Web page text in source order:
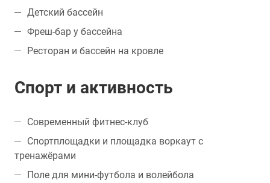
Детский бассейн
Фреш-бар у бассейна
Ресторан и бассейн на кровле
Спорт и активность
Современный фитнес-клуб
Спортплощадки и площадка воркаут с
тренажёрами
Поле для мини-футбола и волейбола